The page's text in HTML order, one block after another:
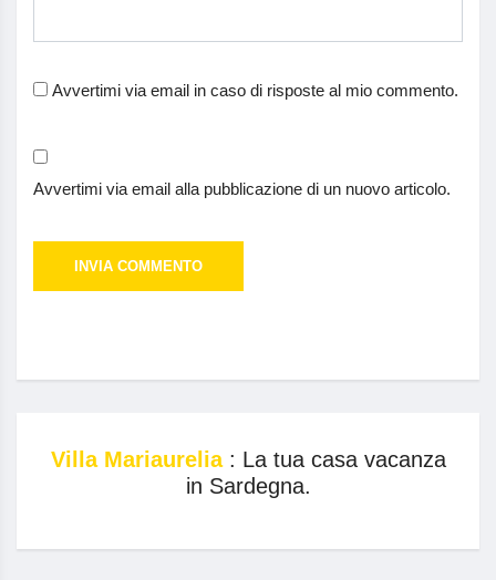
Avvertimi via email in caso di risposte al mio commento.
Avvertimi via email alla pubblicazione di un nuovo articolo.
Villa Mariaurelia : La tua casa vacanza
in Sardegna.